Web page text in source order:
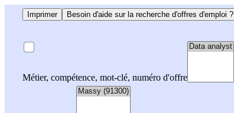
Imprimer Besoin d'aide sur la recherche d'offres d'emploi ?
Métier, compétence, mot-clé, numéro d'offre